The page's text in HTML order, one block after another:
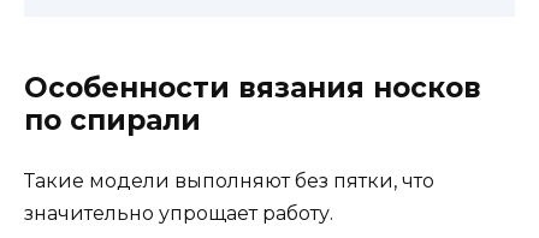
Особенности вязания носков
по спирали
Такие модели выполняют без пятки, что
значительно упрощает работу.